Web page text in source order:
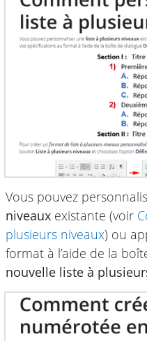
Vous pouvez
niveaux existante (voir
plusieurs niveaux) ou
format à l’aide de la
nouvelle liste à